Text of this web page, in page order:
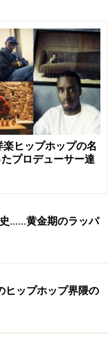
楽ヒップホップの名
プロデューサー達
……黄金期のラッパ
ヒップホップ界隈の